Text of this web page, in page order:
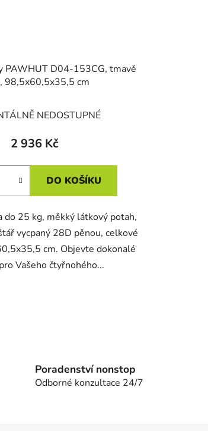
PAWHUT D04-153CG, tmavě
98,5x60,5x35,5 cm
NEDOSTUPNÉ
2 936 Kč
DO KOŠÍKU
do 25 kg, měkký látkový potah,
vycpaný 28D pěnou, celkové
cm. Objevte dokonalé
Vašeho čtyřnohého...
Poradenství nonstop
Odborné konzultace 24/7